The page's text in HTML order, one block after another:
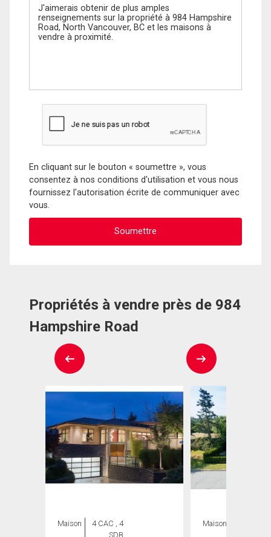
En cliquant sur le bouton « soumettre », vous
consentez à nos conditions d'utilisation et vous nous
fournissez l'autorisation écrite de communiquer avec
vous.
Propriétés à vendre près de 984
Hampshire Road
Maison
4 CAC , 4
SDB
Maison